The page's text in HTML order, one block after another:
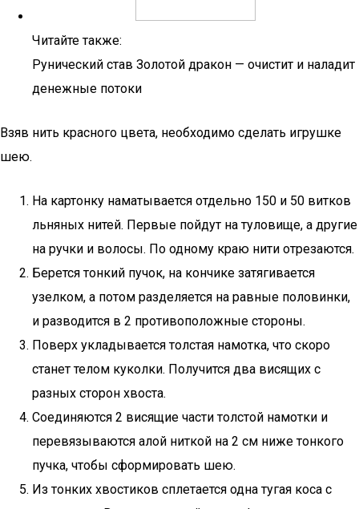
Читайте также:
Рунический став Золотой дракон — очистит и наладит
денежные потоки
Взяв нить красного цвета, необходимо сделать игрушке
шею.
На картонку наматывается отдельно 150 и 50 витков
льняных нитей. Первые пойдут на туловище, а другие
на ручки и волосы. По одному краю нити отрезаются.
Берется тонкий пучок, на кончике затягивается
узелком, а потом разделяется на равные половинки,
и разводится в 2 противоположные стороны.
Поверх укладывается толстая намотка, что скоро
станет телом куколки. Получится два висящих с
разных сторон хвоста.
Соединяются 2 висящие части толстой намотки и
перевязываются алой ниткой на 2 см ниже тонкого
пучка, чтобы сформировать шею.
Из тонких хвостиков сплетается одна тугая коса с